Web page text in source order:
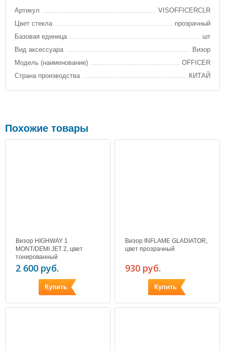
Артикул
VISOFFICERCLR
Цвет стекла
прозрачный
Базовая единица
шт
Вид аксессуара
Визор
Модель (наименование)
OFFICER
Страна производства
КИТАЙ
Похожие товары
Визор HIGHWAY 1
MONT/DEMI JET 2, цвет
тонированный
2 600 руб.
Купить
Визор INFLAME GLADIATOR,
цвет прозрачный
930 руб.
Купить